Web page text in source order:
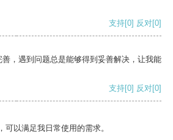
支持[0] 反对[0]
，遇到问题总是能够得到妥善解决，让我能
支持[0] 反对[0]
以满足我日常使用的需求。